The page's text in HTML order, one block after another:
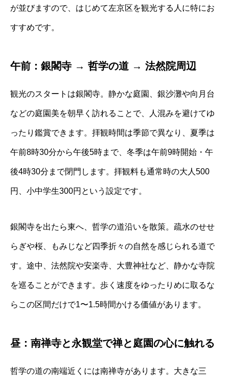
が並びますので、はじめて左京区を観光する人に特にお
すすめです。
午前：銀閣寺 → 哲学の道 → 法然院周辺
観光のスタートは銀閣寺。静かな庭園、銀沙灘や向月台
などの庭園美を朝早く訪れることで、人混みを避けてゆ
ったり鑑賞できます。拝観時間は季節で異なり、夏季は
午前8時30分から午後5時まで、冬季は午前9時開始・午
後4時30分まで閉門します。拝観料も通常時の大人500
円、小中学生300円という設定です。
銀閣寺を出たら東へ、哲学の道沿いを散策。疏水のせせ
らぎや桜、もみじなど四季折々の自然を感じられる道で
す。途中、法然院や安楽寺、大豊神社など、静かな寺院
を巡ることができます。歩く速度をゆったりめに取るな
らこの区間だけで1〜1.5時間かける価値があります。
昼：南禅寺と永観堂で禅と庭園の心に触れる
哲学の道の南端近くには南禅寺があります。大きな三